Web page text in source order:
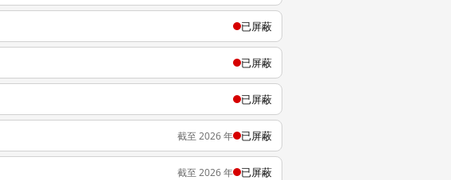
已屏蔽
已屏蔽
已屏蔽
截至 2026 年 已屏蔽
截至 2026 年 已屏蔽